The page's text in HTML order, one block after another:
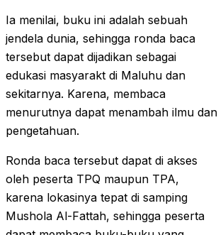
Ia menilai, buku ini adalah sebuah
jendela dunia, sehingga ronda baca
tersebut dapat dijadikan sebagai
edukasi masyarakt di Maluhu dan
sekitarnya. Karena, membaca
menurutnya dapat menambah ilmu dan
pengetahuan.
Ronda baca tersebut dapat di akses
oleh peserta TPQ maupun TPA,
karena lokasinya tepat di samping
Mushola Al-Fattah, sehingga peserta